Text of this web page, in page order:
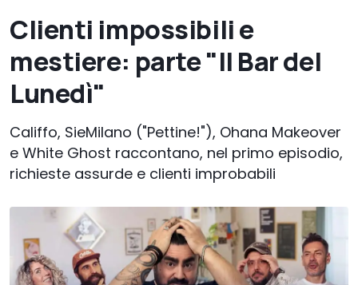
Clienti impossibili e
mestiere: parte "Il Bar del
Lunedì"
Califfo, SieMilano ("Pettine!"), Ohana Makeover
e White Ghost raccontano, nel primo episodio,
richieste assurde e clienti improbabili